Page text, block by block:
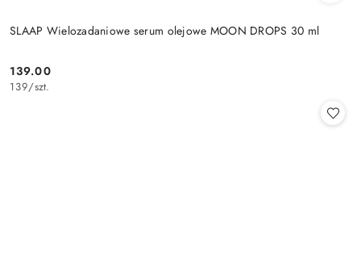
SLAAP Wielozadaniowe serum olejowe MOON DROPS 30 ml
Cena:
139.00
139/szt.